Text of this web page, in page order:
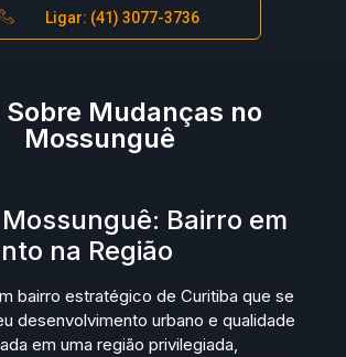
Ligar: (41) 3077-3736
Sobre Mudanças no
Mossunguê
Bairro em
na Região
bairro estratégico de Curitiba que se
desenvolvimento urbano e qualidade
em uma região privilegiada,